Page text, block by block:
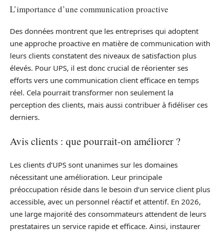
L’importance d’une communication proactive
Des données montrent que les entreprises qui adoptent
une approche proactive en matière de communication with
leurs clients constatent des niveaux de satisfaction plus
élevés. Pour UPS, il est donc crucial de réorienter ses
efforts vers une communication client efficace en temps
réel. Cela pourrait transformer non seulement la
perception des clients, mais aussi contribuer à fidéliser ces
derniers.
Avis clients : que pourrait-on améliorer ?
Les clients d’UPS sont unanimes sur les domaines
nécessitant une amélioration. Leur principale
préoccupation réside dans le besoin d’un service client plus
accessible, avec un personnel réactif et attentif. En 2026,
une large majorité des consommateurs attendent de leurs
prestataires un service rapide et efficace. Ainsi, instaurer